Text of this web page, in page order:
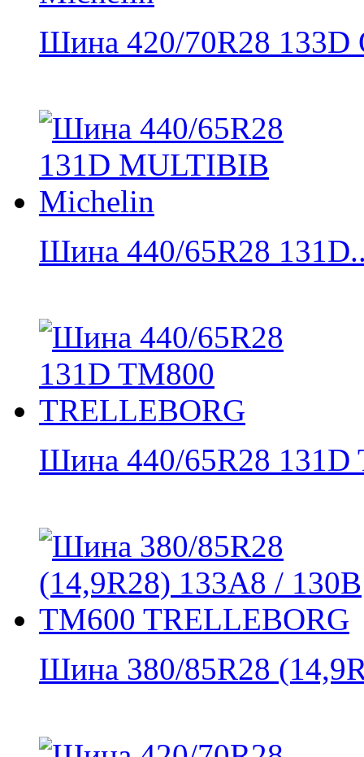
Шина 420/70R28 133D
Шина 440/65R28
Шина 440/65R28 131D
Шина 380/85R28